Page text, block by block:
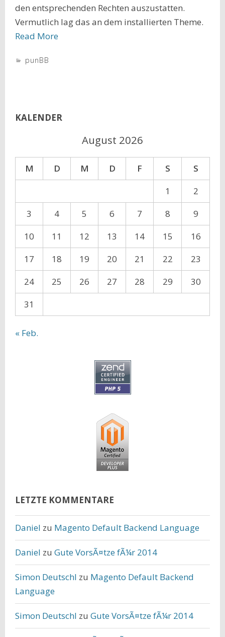
den entsprechenden Rechten auszustatten.
Vermutlich lag das an dem installierten Theme.
Read More
punBB
KALENDER
August 2026
M D M D F S
S
1
2
3
4 5 6 7 8
9
10
11 12 13 14 15
16
17
18 19 20 21 22
23
24
25 26 27 28 29
30
31
« Feb.
LETZTE KOMMENTARE
Daniel zu Magento Default Backend Language
Daniel zu Gute VorsÃ¤tze fÃ¼r 2014
Simon Deutschl zu Magento Default Backend
Language
Simon Deutschl zu Gute VorsÃ¤tze fÃ¼r 2014